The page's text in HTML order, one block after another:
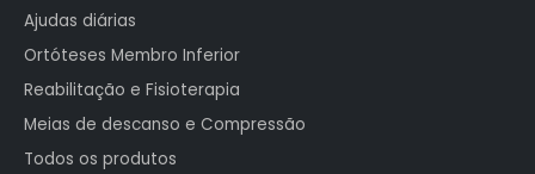
Ajudas diárias
Ortóteses Membro Inferior
Reabilitação e Fisioterapia
Meias de descanso e Compressão
Todos os produtos